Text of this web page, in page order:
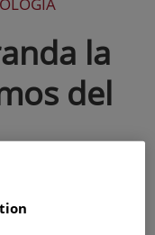
la
del
tiroides,